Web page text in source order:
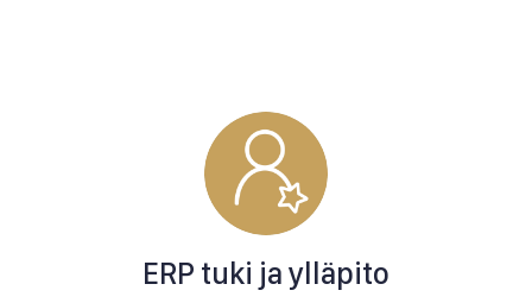
ERP tuki ja ylläpito